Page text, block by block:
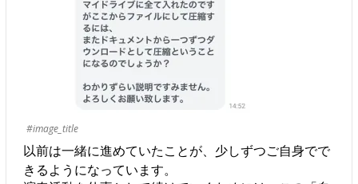
#image_title
以前は一緒に進めていたことが、少しずつご自身でで
きるようになっています。